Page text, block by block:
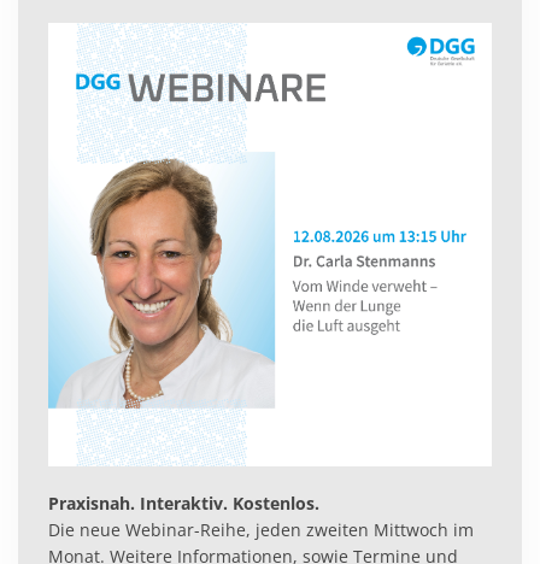
Praxisnah. Interaktiv. Kostenlos.
Die neue Webinar-Reihe, jeden zweiten Mittwoch im
Monat. Weitere Informationen, sowie Termine und